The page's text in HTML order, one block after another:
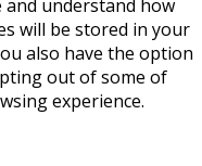
and understand how
will be stored in your
also have the option
out of some of
experience.